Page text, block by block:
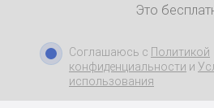
Это
Соглашаюсь с Политикой
конфиденциальности и
использования